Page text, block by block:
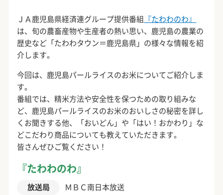
ＪＡ鹿児島県経済連グループ提供番組 『たわわのわ』
は、旬の農畜産物や生産者の熱い思い、鹿児島の農業の
歴史など「たわわタウン＝鹿児島県」の様々な情報を紹
介します。
今回は、鹿児島パールライスのお米についてご紹介しま
す。
番組では、精米方法や安全性を保つための取り組みな
ど、鹿児島パールライスのお米のおいしさの秘密を詳し
くお聞きする他、「おいどん」や「はい！おかわり」な
どこだわり商品についても教えていただきます。
皆さんぜひご覧ください！
『たわわのわ』
放送局 ＭＢＣ南日本放送